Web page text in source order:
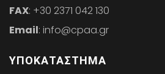
FAX: +30 2371 042 130
Email: info@cpaa.gr
ΥΠΟΚΑΤΆΣΤΗΜΑ